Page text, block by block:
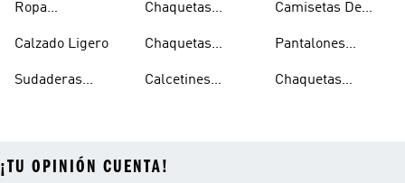
Niños
Ropa
Calzado Ligero
Sudaderas
Chaquetas
Hombre
Chaquetas
Mujer
Calcetines
Camisetas De
Pantalones
Chaquetas
¡TU OPINIÓN CUENTA!